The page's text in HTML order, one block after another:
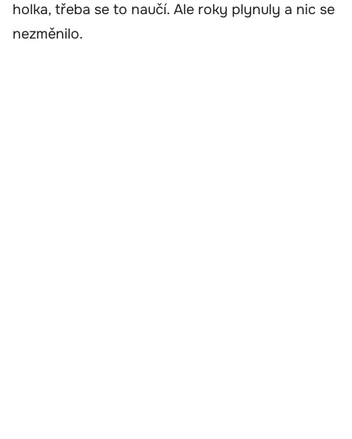
holka, třeba se to naučí. Ale roky plynuly a nic se
nezměnilo.